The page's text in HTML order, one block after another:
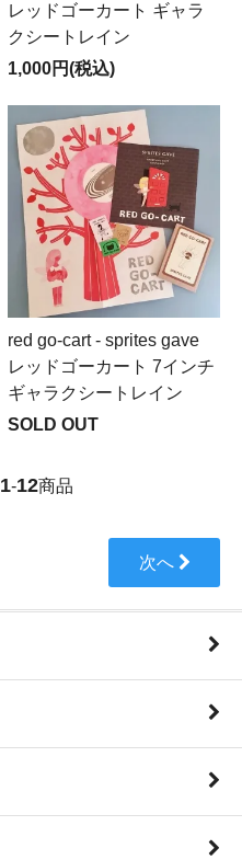
レッドゴーカート ギャラ
クシートレイン
1,000円(税込)
red go-cart - sprites gave
レッドゴーカート 7インチ
ギャラクシートレイン
SOLD OUT
1-12商品
次へ